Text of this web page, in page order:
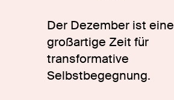
Der Dezember ist eine
großartige Zeit für
transformative
Selbstbegegnung.